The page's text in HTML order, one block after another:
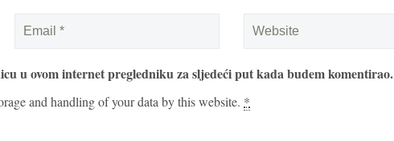
u ovom internet pregledniku za sljedeći put kada budem komentirao.
and handling of your data by this website. *